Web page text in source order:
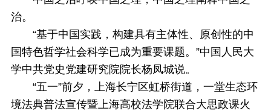
治。
“基于中国实践，构建具有主体性、原创性的中
国特色哲学社会科学已成为重要课题。”中国人民大
学中共党史党建研究院院长杨凤城说。
“五一”前夕，上海长宁区虹桥街道，一堂生态环
境法典普法宣传暨上海高校法学院联合大思政课火